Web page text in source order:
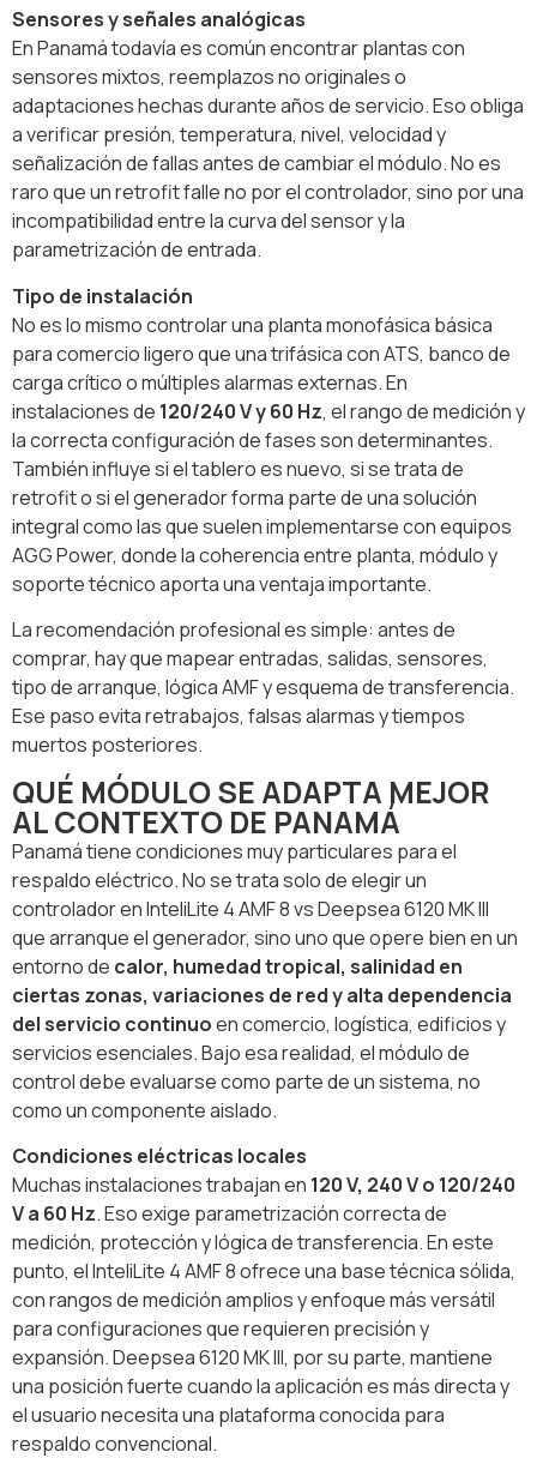
Sensores y señales analógicas
En Panamá todavía es común encontrar plantas con
sensores mixtos, reemplazos no originales o
adaptaciones hechas durante años de servicio. Eso obliga
a verificar presión, temperatura, nivel, velocidad y
señalización de fallas antes de cambiar el módulo. No es
raro que un retrofit falle no por el controlador, sino por una
incompatibilidad entre la curva del sensor y la
parametrización de entrada.
Tipo de instalación
No es lo mismo controlar una planta monofásica básica
para comercio ligero que una trifásica con ATS, banco de
carga crítico o múltiples alarmas externas. En
instalaciones de 120/240 V y 60 Hz, el rango de medición y
la correcta configuración de fases son determinantes.
También influye si el tablero es nuevo, si se trata de
retrofit o si el generador forma parte de una solución
integral como las que suelen implementarse con equipos
AGG Power, donde la coherencia entre planta, módulo y
soporte técnico aporta una ventaja importante.
La recomendación profesional es simple: antes de
comprar, hay que mapear entradas, salidas, sensores,
tipo de arranque, lógica AMF y esquema de transferencia.
Ese paso evita retrabajos, falsas alarmas y tiempos
muertos posteriores.
QUÉ MÓDULO SE ADAPTA MEJOR
AL CONTEXTO DE PANAMÁ
Panamá tiene condiciones muy particulares para el
respaldo eléctrico. No se trata solo de elegir un
controlador en InteliLite 4 AMF 8 vs Deepsea 6120 MK III
que arranque el generador, sino uno que opere bien en un
entorno de calor, humedad tropical, salinidad en
ciertas zonas, variaciones de red y alta dependencia
del servicio continuoen comercio, logística, edificios y
servicios esenciales. Bajo esa realidad, el módulo de
control debe evaluarse como parte de un sistema, no
como un componente aislado.
Condiciones eléctricas locales
Muchas instalaciones trabajan en 120 V, 240 V o 120/240
V a 60 Hz. Eso exige parametrización correcta de
medición, protección y lógica de transferencia. En este
punto, el InteliLite 4 AMF 8 ofrece una base técnica sólida,
con rangos de medición amplios y enfoque más versátil
para configuraciones que requieren precisión y
expansión. Deepsea 6120 MK III, por su parte, mantiene
una posición fuerte cuando la aplicación es más directa y
el usuario necesita una plataforma conocida para
respaldo convencional.